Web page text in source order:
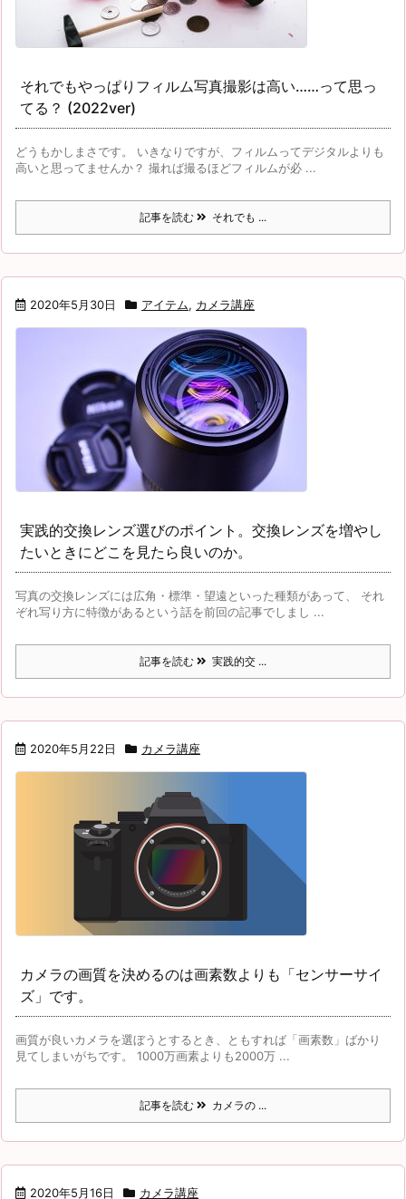
それでもやっぱりフィルム写真撮影は高い……って思っ
てる？ (2022ver)
どうもかしまさです。 いきなりですが、フィルムってデジタルよりも
高いと思ってませんか？ 撮れば撮るほどフィルムが必 ...
記事を読む それでも ...
2020年5月30日 アイテム, カメラ講座
実践的交換レンズ選びのポイント。交換レンズを増やし
たいときにどこを見たら良いのか。
写真の交換レンズには広角・標準・望遠といった種類があって、 それ
ぞれ写り方に特徴があるという話を前回の記事でしまし ...
記事を読む 実践的交 ...
2020年5月22日 カメラ講座
カメラの画質を決めるのは画素数よりも「センサーサイ
ズ」です。
画質が良いカメラを選ぼうとするとき、ともすれば「画素数」ばかり
見てしまいがちです。 1000万画素よりも2000万 ...
記事を読む カメラの ...
2020年5月16日 カメラ講座